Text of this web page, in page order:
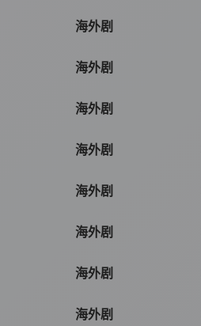
海外剧
海外剧
海外剧
海外剧
海外剧
海外剧
海外剧
海外剧